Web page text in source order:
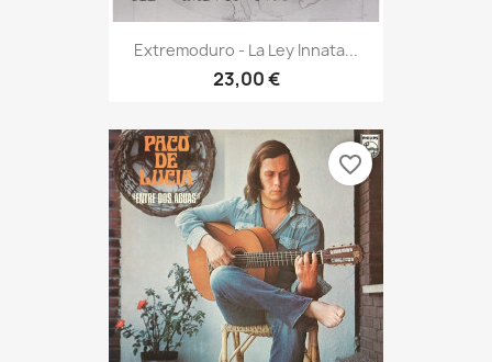
Extremoduro - La Ley Innata...
23,00 €
favorite_border